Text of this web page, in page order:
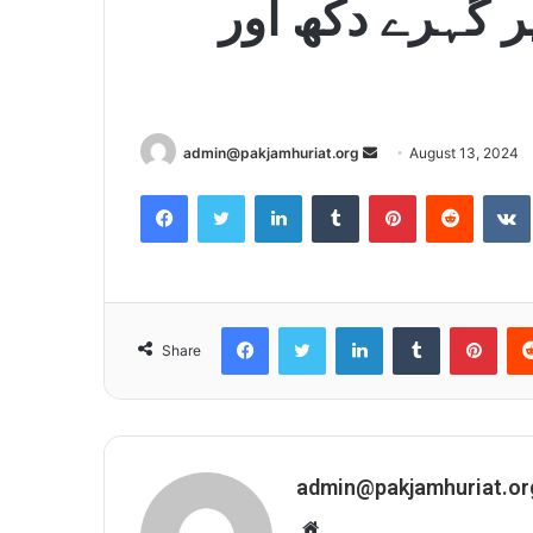
گہرے دکھ اور
admin@pakjamhuriat.org
e
l
August 13, 2024
Share